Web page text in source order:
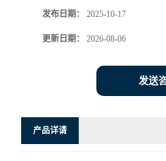
留
发布日期： 2025-10-17
更新日期： 2026-08-06
发送
产品详请